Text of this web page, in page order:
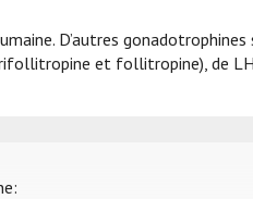
D’autres
et follitropine), de